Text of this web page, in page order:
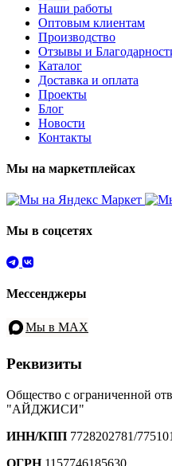
Наши работы
Оптовым клиентам
Производство
Отзывы и
Каталог
Доставка и оплата
Проекты
Блог
Новости
Контакты
Мы на маркетплейсах
Мы в соцсетях
Мессенджеры
Мы в MAX
Реквизиты
Общество с ограниченной
"АЙДЖИСИ"
ИНН/КПП 7728202781/
ОГРН1157746185630